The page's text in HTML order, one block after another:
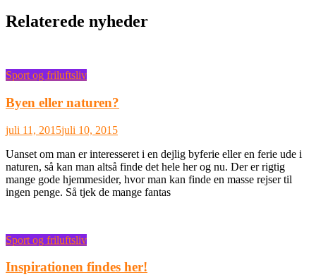
Relaterede nyheder
Sport og friluftsliv
Byen eller naturen?
juli 11, 2015juli 10, 2015
Uanset om man er interesseret i en dejlig byferie eller en ferie ude i
naturen, så kan man altså finde det hele her og nu. Der er rigtig
mange gode hjemmesider, hvor man kan finde en masse rejser til
ingen penge. Så tjek de mange fantas
Sport og friluftsliv
Inspirationen findes her!